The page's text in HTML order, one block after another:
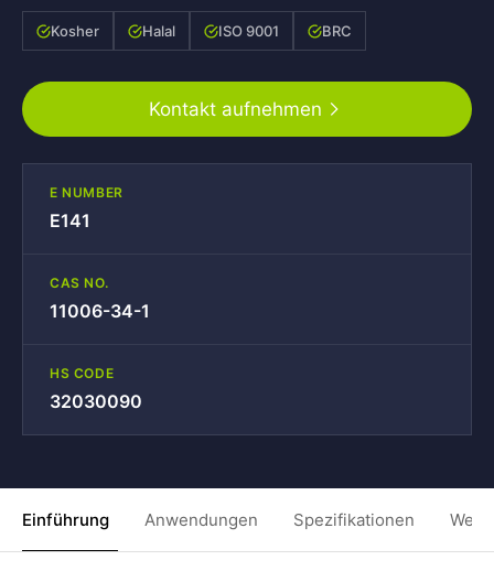
Kosher Halal ISO 9001 BRC
Kontakt aufnehmen
E NUMBER
E141
CAS NO.
11006-34-1
HS CODE
32030090
Einführung Anwendungen Spezifikationen